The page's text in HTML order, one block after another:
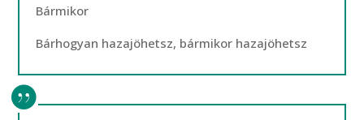
Bármikor
Bárhogyan hazajöhetsz, bármikor hazajöhetsz